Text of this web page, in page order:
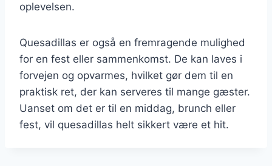
oplevelsen.
Quesadillas er også en fremragende mulighed
for en fest eller sammenkomst. De kan laves i
forvejen og opvarmes, hvilket gør dem til en
praktisk ret, der kan serveres til mange gæster.
Uanset om det er til en middag, brunch eller
fest, vil quesadillas helt sikkert være et hit.